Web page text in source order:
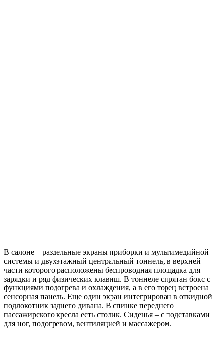
В салоне – раздельные экраны приборки и мультимедийной
системы и двухэтажный центральный тоннель, в верхней
части которого расположены беспроводная площадка для
зарядки и ряд физических клавиш. В тоннеле спрятан бокс с
функциями подогрева и охлаждения, а в его торец встроена
сенсорная панель. Еще один экран интегрирован в откидной
подлокотник заднего дивана. В спинке переднего
пассажирского кресла есть столик. Сиденья – с подставками
для ног, подогревом, вентиляцией и массажером.